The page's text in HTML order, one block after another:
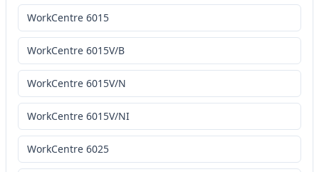
WorkCentre 6015
WorkCentre 6015V/B
WorkCentre 6015V/N
WorkCentre 6015V/NI
WorkCentre 6025